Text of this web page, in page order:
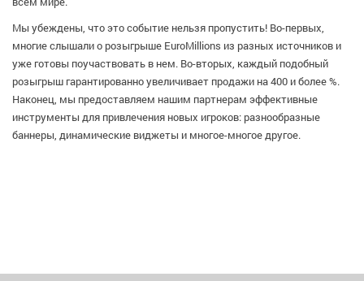
Мы убеждены, что это событие нельзя пропустить! Во-первых,
многие слышали о розыгрыше EuroMillions из разных источников и
уже готовы поучаствовать в нем. Во-вторых, каждый подобный
розыгрыш гарантированно увеличивает продажи на 400 и более %.
Наконец, мы предоставляем нашим партнерам эффективные
инструменты для привлечения новых игроков: разнообразные
баннеры, динамические виджеты и многое-многое другое.